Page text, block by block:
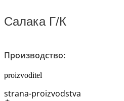
Салака Г/К
Производство:
proizvoditel
strana-proizvodstva